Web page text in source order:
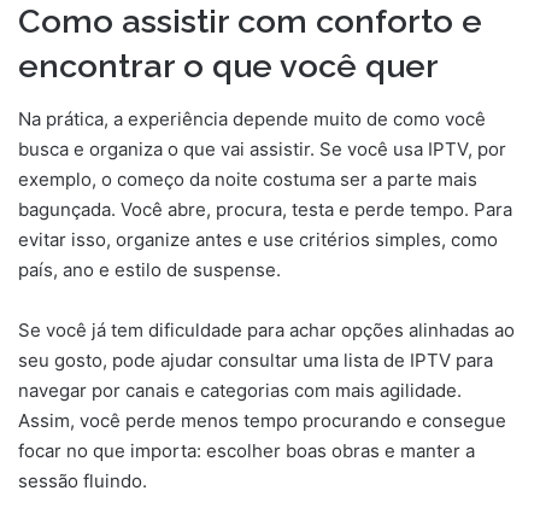
Como assistir com conforto e
encontrar o que você quer
Na prática, a experiência depende muito de como você
busca e organiza o que vai assistir. Se você usa IPTV, por
exemplo, o começo da noite costuma ser a parte mais
bagunçada. Você abre, procura, testa e perde tempo. Para
evitar isso, organize antes e use critérios simples, como
país, ano e estilo de suspense.
Se você já tem dificuldade para achar opções alinhadas ao
seu gosto, pode ajudar consultar uma lista de IPTV para
navegar por canais e categorias com mais agilidade.
Assim, você perde menos tempo procurando e consegue
focar no que importa: escolher boas obras e manter a
sessão fluindo.